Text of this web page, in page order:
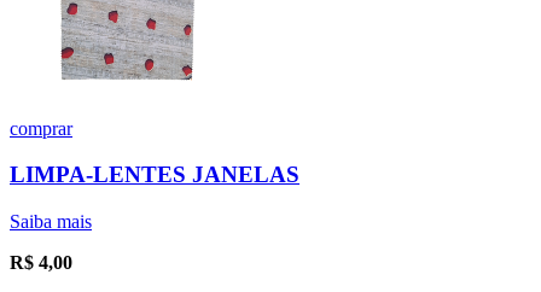
comprar
LIMPA-LENTES JANELAS
Saiba mais
R$ 4,00